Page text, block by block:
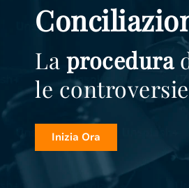
La procedura
le
Inizia Ora